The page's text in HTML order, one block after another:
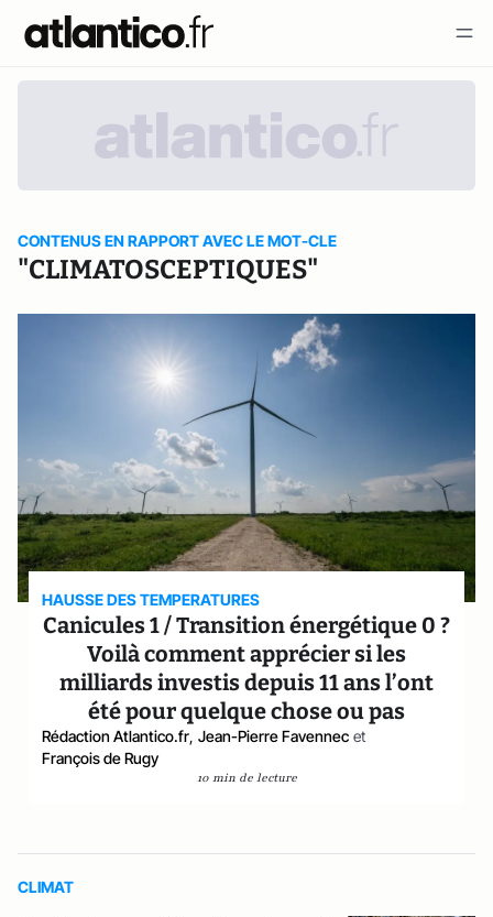
CONTENUS EN RAPPORT AVEC LE MOT-CLE
"CLIMATOSCEPTIQUES"
HAUSSE DES TEMPERATURES
Canicules 1 / Transition énergétique 0 ?
Voilà comment apprécier si les
milliards investis depuis 11 ans l’ont
été pour quelque chose ou pas
Rédaction Atlantico.fr, Jean-Pierre Favennec et
François de Rugy
10 min de lecture
CLIMAT